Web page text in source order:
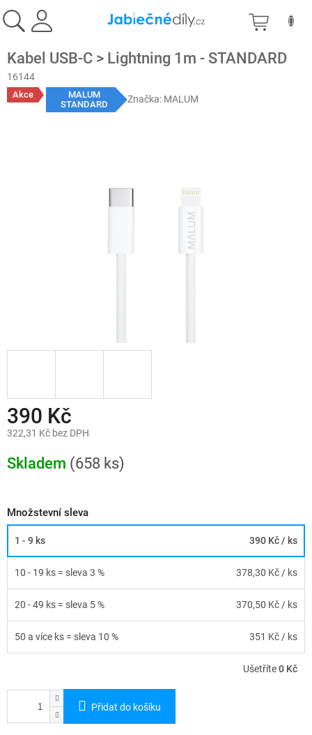
na
obsah
Kabel USB-C > Lightning 1m - STANDARD
16144
Akce
MALUM
STANDARD
Značka: MALUM
390 Kč
322,31 Kč bez DPH
cena:
Skladem (658 ks)
Množstevní sleva
1 - 9 ks 390 Kč/ ks
10 - 19 ks = sleva 3 % 378,30 Kč/ ks
20 - 49 ks = sleva 5 % 370,50 Kč/ ks
50 a více ks = sleva 10 % 351 Kč/ ks
Ušetříte0 Kč
Přidat do košíku